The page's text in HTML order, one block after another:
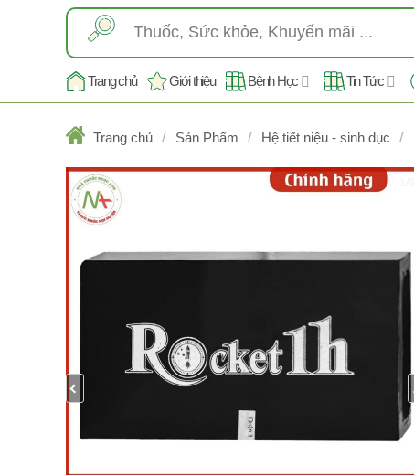
kiếm:
Trang chủ Giới thiệu Bệnh Học Tin Tức
Trang chủ / Sản Phẩm / Hệ tiết niệu - sinh dục /